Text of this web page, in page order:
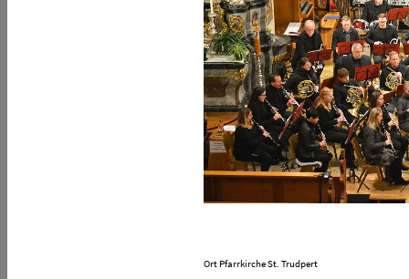
Ort Pfarrkirche St. Trudpert